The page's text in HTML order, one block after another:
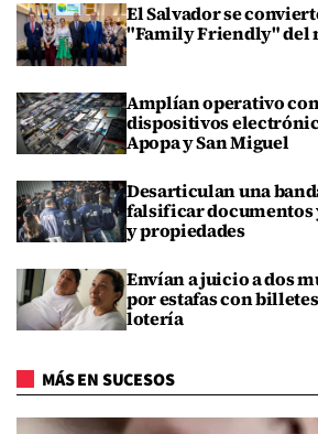
El Salvador se
"Family Friendly" del
Amplían operativo
dispositivos
Apopa y San Miguel
Desarticulan una
falsificar documentos
y propiedades
Envían a juicio a dos
por estafas con
lotería
MÁS EN SUCESOS